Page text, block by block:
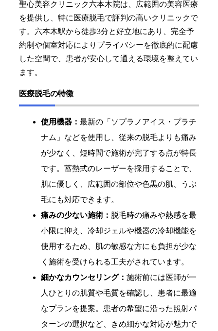
聖心美容クリニック六本木院は、広範囲の美容医療
を提供し、特に医療脱毛で評判の高いクリニックで
す。六本木駅から徒歩3分と好立地にあり、完全予
約制や個室対応によりプライバシーを徹底的に配慮
した空間で、患者が安心して通える環境を整えてい
ます。
医療脱毛の特徴
使用機器： 最新の「ソプラノアイス・プラチ
ナム」などを使用し、従来の脱毛よりも痛み
が少なく、短時間で施術が完了する点が特長
です。蓄熱式のレーザーを採用することで、
肌に優しく、広範囲の部位や色黒の肌、うぶ
毛にも対応できます。
痛みの少ない施術： 脱毛時の痛みや熱感を最
小限に抑え、冷却ジェルや機器の冷却機能を
使用するため、肌の敏感な方にも負担が少な
く施術を受けられる工夫がされています。
細かなカウンセリング： 施術前には医師が一
人ひとりの肌質や毛質を確認し、患者に最適
なプランを提案。患者の希望に沿った照射パ
ターンの選択など、きめ細かな対応が魅力で